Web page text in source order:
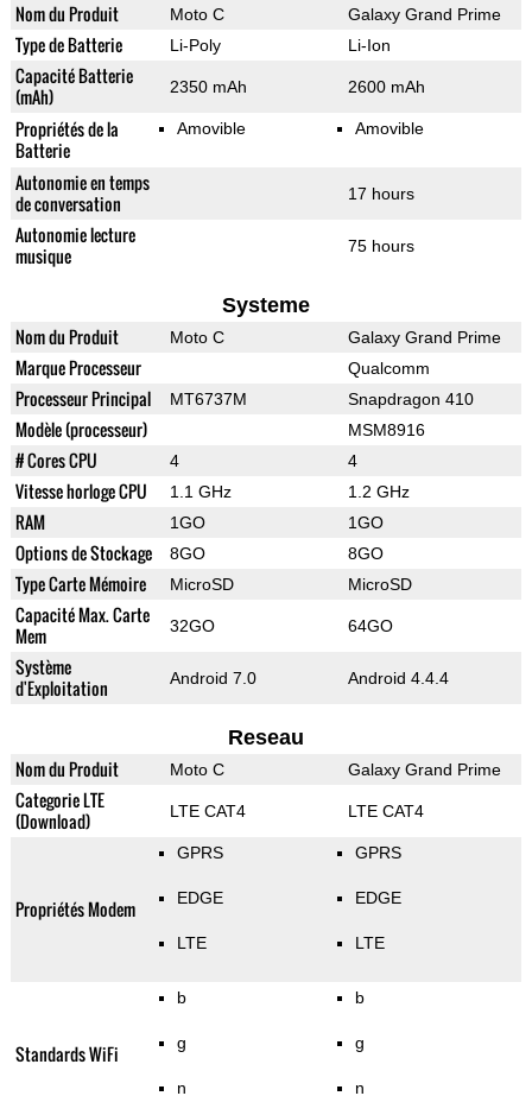
Nom du Produit Moto C Galaxy Grand Prime
Type de Batterie Li-Poly Li-Ion
Capacité Batterie
(mAh)
2350 mAh 2600 mAh
Propriétés de la
Batterie
Amovible Amovible
Autonomie en temps
de conversation
17 hours
Autonomie lecture
musique
75 hours
Systeme
Nom du Produit Moto C Galaxy Grand Prime
Marque Processeur Qualcomm
Processeur Principal MT6737M Snapdragon 410
Modèle (processeur) MSM8916
# Cores CPU 4 4
Vitesse horloge CPU 1.1 GHz 1.2 GHz
RAM 1GO 1GO
Options de Stockage 8GO 8GO
Type Carte Mémoire MicroSD MicroSD
Capacité Max. Carte
Mem
32GO 64GO
Système
d'Exploitation
Android 7.0 Android 4.4.4
Reseau
Nom du Produit Moto C Galaxy Grand Prime
Categorie LTE
(Download)
LTE CAT4 LTE CAT4
Propriétés Modem
GPRS
EDGE
LTE
GPRS
EDGE
LTE
Standards WiFi
b
g
n
b
g
n